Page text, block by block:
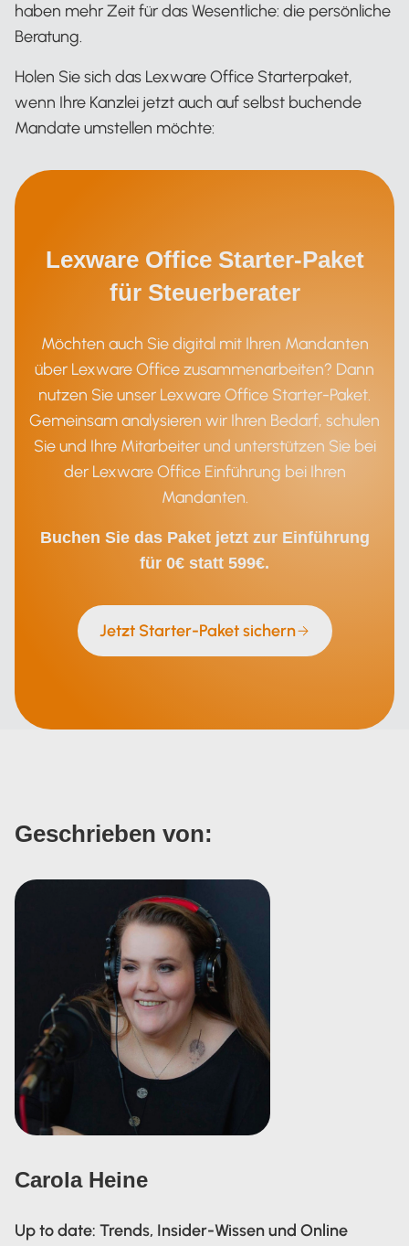
haben mehr Zeit für das Wesentliche: die persönliche
Beratung.
Holen Sie sich das Lexware Office Starterpaket,
wenn Ihre Kanzlei jetzt auch auf selbst buchende
Mandate umstellen möchte:
Lexware Office Starter-Paket
für Steuerberater
Möchten auch Sie digital mit Ihren Mandanten
über Lexware Office zusammenarbeiten? Dann
nutzen Sie unser Lexware Office Starter-Paket.
Gemeinsam analysieren wir Ihren Bedarf, schulen
Sie und Ihre Mitarbeiter und unterstützen Sie bei
der Lexware Office Einführung bei Ihren
Mandanten.
Buchen Sie das Paket jetzt zur Einführung
für 0€ statt 599€.
Jetzt Starter-Paket sichern
Geschrieben von:
Carola Heine
Up to date: Trends, Insider-Wissen und Online